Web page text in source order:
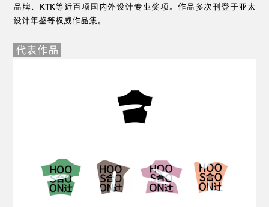
品牌、KTK等近百项国内外设计专业奖项。作品多次刊登于亚太
设计年鉴等权威作品集。
代表作品